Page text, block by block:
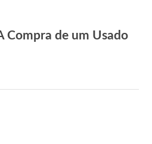
Compra de um Usado